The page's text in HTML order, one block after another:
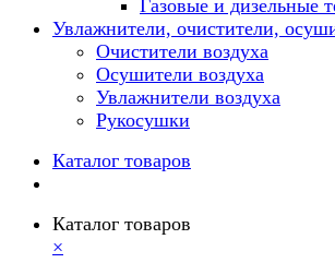
Газовые и дизельные
Увлажнители, очистители,
Очистители воздуха
Осушители воздуха
Увлажнители воздуха
Рукосушки
Каталог товаров
Каталог товаров
×